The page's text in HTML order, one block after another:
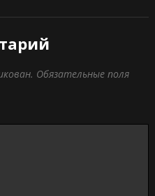
Обязательные поля